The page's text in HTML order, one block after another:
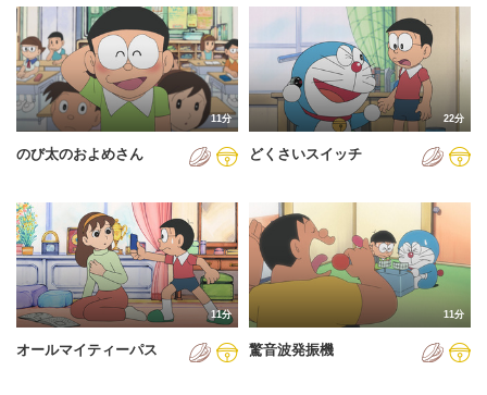
2014年
2015年
2016年
2017年
2019年
2020年
2021年
2022年
11分
のび太のおよめさん
22分
どくさいスイッチ
11分
オールマイティーパス
11分
驚音波発振機